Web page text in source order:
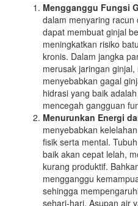
Mengganggu Fungsi
dalam menyaring racun
dapat membuat ginjal
meningkatkan risiko
kronis. Dalam jangka
merusak jaringan
menyebabkan gagal
hidrasi yang baik
mencegah gangguan
Menurunkan Energi
menyebabkan
fisik serta mental.
baik akan cepat lelah,
kurang produktif.
mengganggu
sehingga
sehari-hari. Asupan air